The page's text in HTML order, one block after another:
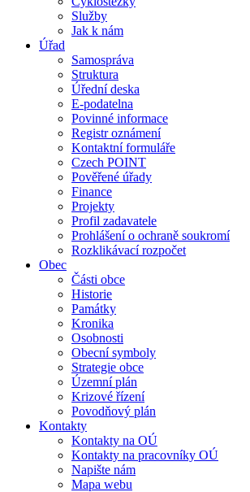
Služby
Jak k nám
Úřad
Samospráva
Struktura
Úřední deska
E-podatelna
Povinné informace
Registr oznámení
Kontaktní formuláře
Czech POINT
Pověřené úřady
Finance
Projekty
Profil zadavatele
Prohlášení o ochraně soukromí
Rozklikávací rozpočet
Obec
Části obce
Historie
Památky
Kronika
Osobnosti
Obecní symboly
Strategie obce
Územní plán
Krizové řízení
Povodňový plán
Kontakty
Kontakty na OÚ
Kontakty na pracovníky OÚ
Napište nám
Mapa webu